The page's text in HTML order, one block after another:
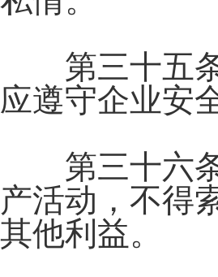
第三十五条
应遵守企业安
第三十六条
产活动，不得
其他利益。